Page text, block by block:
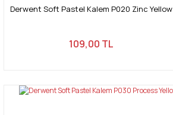
Gönder
Derwent Soft Pastel Kalem P020 Zinc Yellow
109,00 TL